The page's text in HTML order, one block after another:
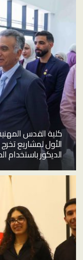
كلية القدس
الأول لمشاريع
الديكور باستخدام